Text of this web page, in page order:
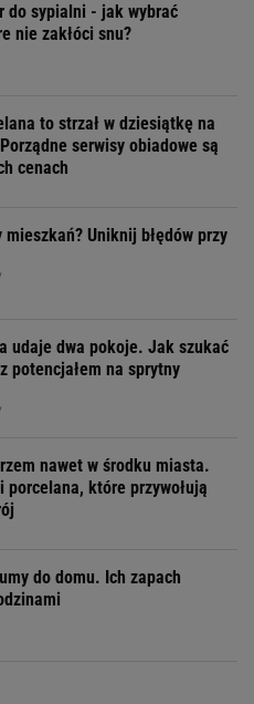
do sypialni - jak wybrać
nie zakłóci snu?
to strzał w dziesiątkę na
serwisy obiadowe są
cenach
Uniknij błędów przy
udaje dwa pokoje. Jak szukać
potencjałem na sprytny
nawet w środku miasta.
porcelana, które przywołują
do domu. Ich zapach